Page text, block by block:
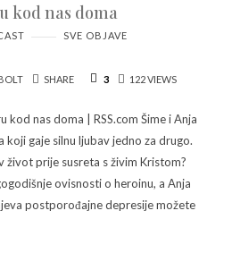
kod nas doma
SVE OBJAVE
SHARE 3 122 VIEWS
kod nas doma | RSS.com Šime i Anja
koji gaje silnu ljubav jedno za drugo.
život prije susreta s živim Kristom?
ovisnosti o heroinu, a Anja
postporođajne depresije možete